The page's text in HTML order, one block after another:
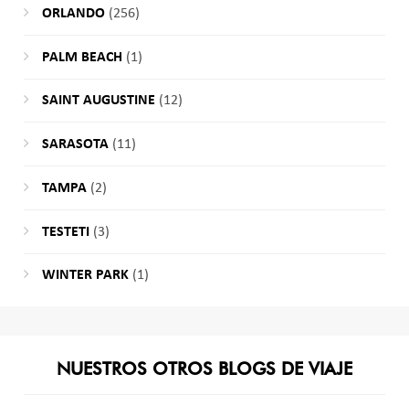
ORLANDO(256)
PALM BEACH (1)
SAINT AUGUSTINE (12)
SARASOTA(11)
TAMPA(2)
TESTETI (3)
WINTER PARK(1)
NUESTROS OTROS BLOGS DE VIAJE